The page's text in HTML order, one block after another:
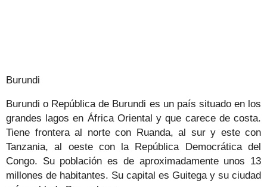
Burundi
Burundi o República de Burundi es un país situado en los
grandes lagos en África Oriental y que carece de costa.
Tiene frontera al norte con Ruanda, al sur y este con
Tanzania, al oeste con la República Democrática del
Congo. Su población es de aproximadamente unos 13
millones de habitantes. Su capital es Guitega y su ciudad